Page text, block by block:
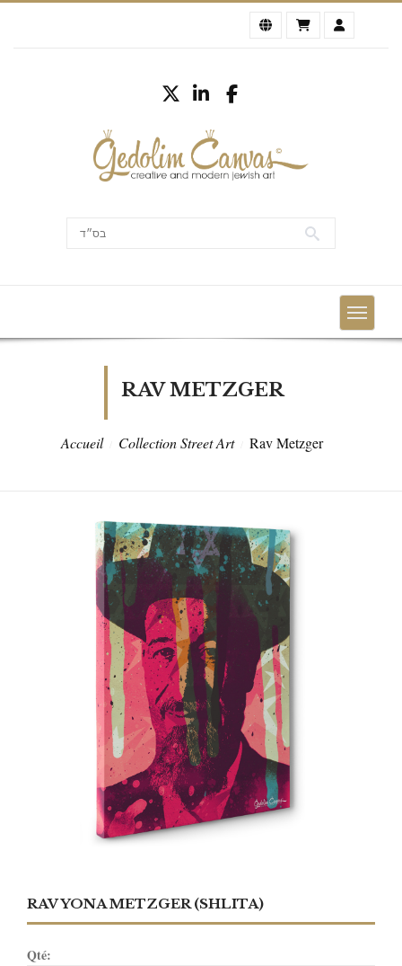
RAV METZGER
Accueil Collection Street Art Rav Metzger
RAV YONA METZGER (SHLITA)
Qté: